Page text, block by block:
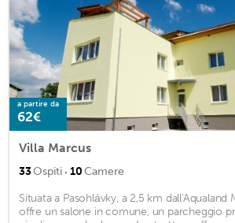
a partire da
62€
Villa Marcus
33Ospiti · 10Camere
Situata a Pasohlávky, a 2,5 km dall'Aqualand
offre un salone in comune, un parcheggio